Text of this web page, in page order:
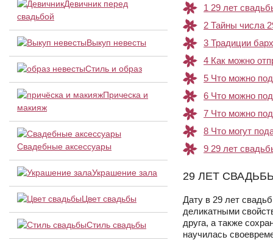
1 29 лет
2 Тайны числа
3 Традиции
4 Как можно
5 Что можно
6 Что можно
7 Что можно
8 Что могут
9 29 лет
29 ЛЕТ
Дату в 29 лет
деликатными
друга, а также
научилась
Девичник перед
свадьбой
Выкуп невесты
Стиль и образ
Прическа и
макияж
Свадебные аксессуары
Украшение зала
Цвет свадьбы
Стиль свадьбы